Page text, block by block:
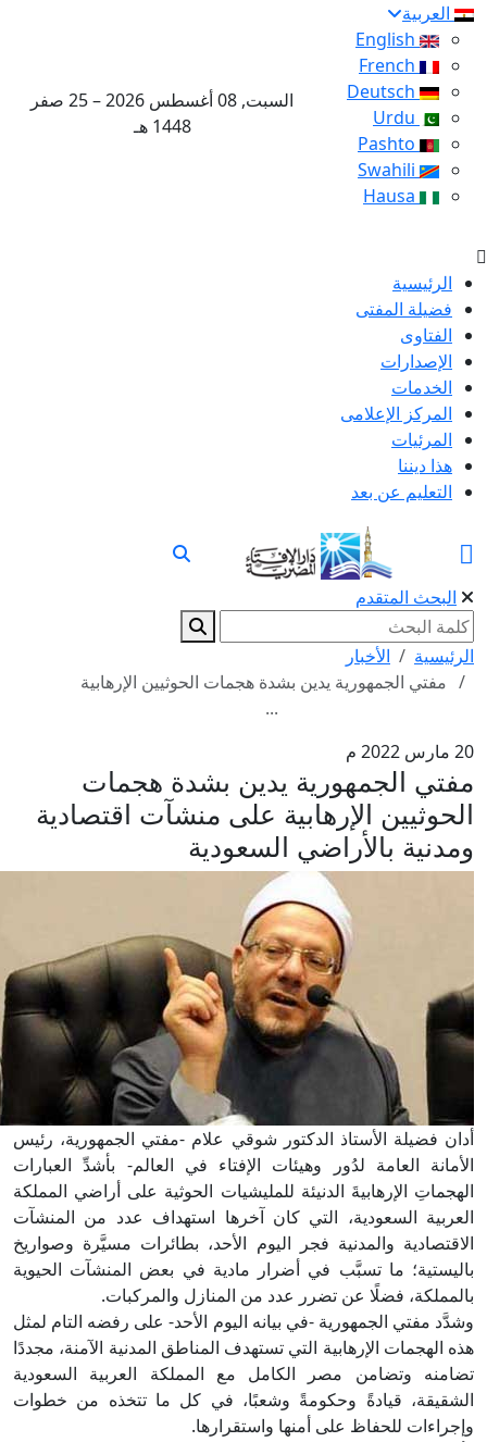
العربية
English
French
Deutsch
Pashto
Swahili
Hausa
السبت, 08 أغسطس 2026 – 25 صفر
1448 هـ
الرئيسية
فضيلة المفتى
الفتاوى
الإصدارات
الخدمات
المركز الإعلامى
المرئيات
هذا ديننا
التعليم عن بعد
البحث المتقدم
الرئيسية
الأخبار
مفتي الجمهورية يدين بشدة هجمات الحوثيين الإرهابية
...
20 مارس 2022 م
مفتي الجمهورية يدين بشدة هجمات
الحوثيين الإرهابية على منشآت اقتصادية
ومدنية بالأراضي السعودية
أدان فضيلة الأستاذ الدكتور شوقي علام -مفتي الجمهورية، رئيس
الأمانة العامة لدُور وهيئات الإفتاء في العالم- بأشدِّ العبارات
الهجماتِ الإرهابيةَ الدنيئة للمليشيات الحوثية على أراضي المملكة
العربية السعودية، التي كان آخرها استهداف عدد من المنشآت
الاقتصادية والمدنية فجر اليوم الأحد، بطائرات مسيَّرة وصواريخ
باليستية؛ ما تسبَّب في أضرار مادية في بعض المنشآت الحيوية
بالمملكة، فضلًا عن تضرر عدد من المنازل والمركبات.
وشدَّد مفتي الجمهورية -في بيانه اليوم الأحد- على رفضه التام لمثل
هذه الهجمات الإرهابية التي تستهدف المناطق المدنية الآمنة، مجددًا
تضامنه وتضامن مصر الكامل مع المملكة العربية السعودية
الشقيقة، قيادةً وحكومةً وشعبًا، في كل ما تتخذه من خطوات
وإجراءات للحفاظ على أمنها واستقرارها.